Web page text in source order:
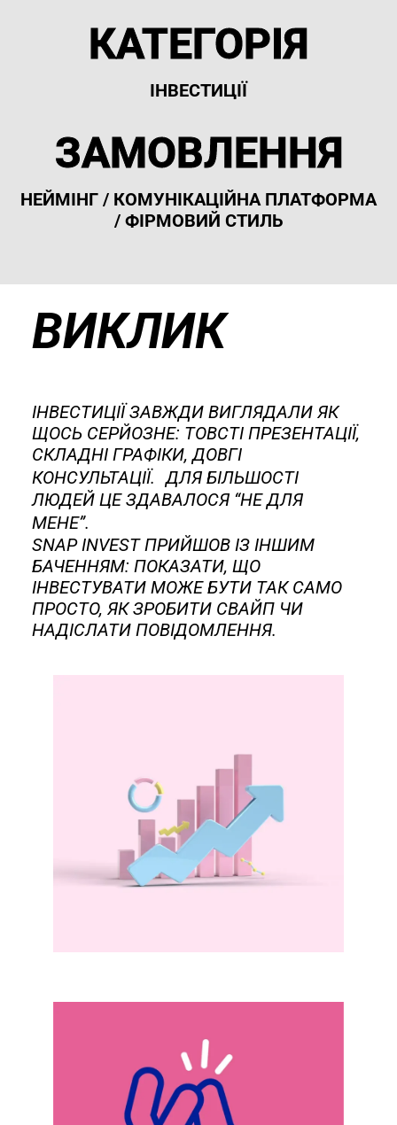
КАТЕГОРІЯ
ІНВЕСТИЦІЇ
ЗАМОВЛЕННЯ
НЕЙМІНГ / КОМУНІКАЦІЙНА ПЛАТФОРМА
/ ФІРМОВИЙ СТИЛЬ
ВИКЛИК
ІНВЕСТИЦІЇ ЗАВЖДИ ВИГЛЯДАЛИ ЯК
ЩОСЬ СЕРЙОЗНЕ: ТОВСТІ ПРЕЗЕНТАЦІЇ,
СКЛАДНІ ГРАФІКИ, ДОВГІ
КОНСУЛЬТАЦІЇ. ДЛЯ БІЛЬШОСТІ
ЛЮДЕЙ ЦЕ ЗДАВАЛОСЯ “НЕ ДЛЯ
МЕНЕ”.
SNAP INVEST ПРИЙШОВ ІЗ ІНШИМ
БАЧЕННЯМ: ПОКАЗАТИ, ЩО
ІНВЕСТУВАТИ МОЖЕ БУТИ ТАК САМО
ПРОСТО, ЯК ЗРОБИТИ СВАЙП ЧИ
НАДІСЛАТИ ПОВІДОМЛЕННЯ.